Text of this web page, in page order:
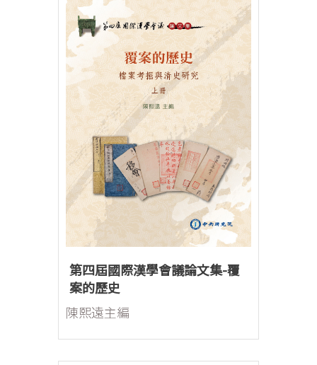
第四屆國際漢學會議論文集-覆
案的歷史
陳熙遠主編